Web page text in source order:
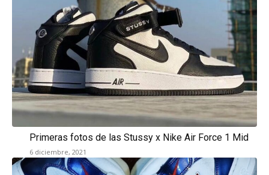
Primeras fotos de las Stussy x Nike Air Force 1 Mid
6 diciembre, 2021